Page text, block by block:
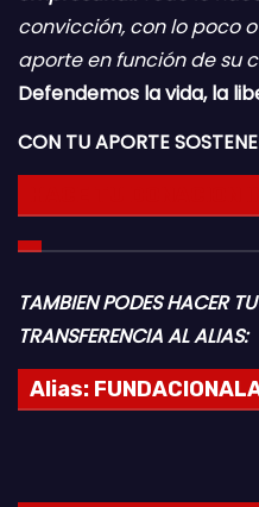
convicción, con lo poco
aporte en función de su
Defendemos la vida, la
CON TU APORTE
TAMBIEN PODES HACER
TRANSFERENCIA AL ALIAS:
Alias: